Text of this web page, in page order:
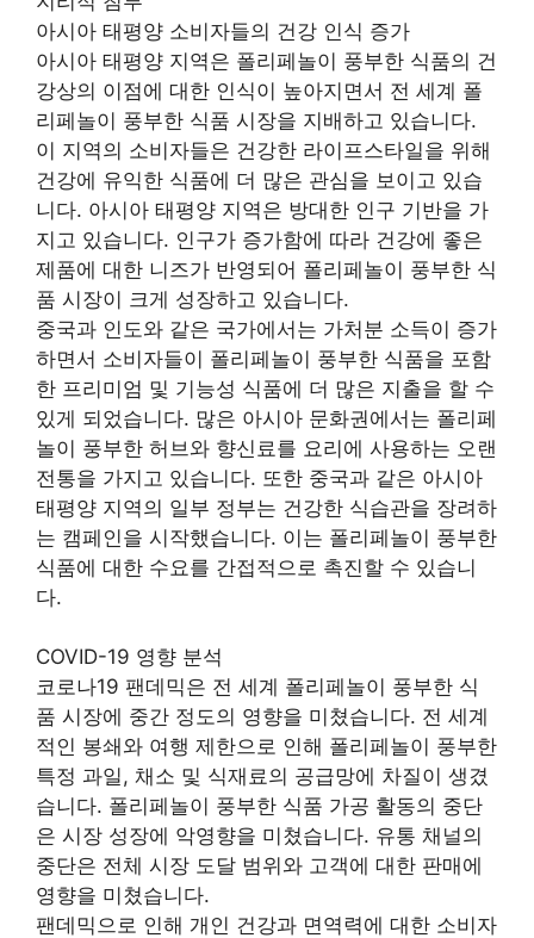
아시아 태평양 소비자들의 건강 인식 증가
아시아 태평양 지역은 폴리페놀이 풍부한 식품의 건
강상의 이점에 대한 인식이 높아지면서 전 세계 폴
리페놀이 풍부한 식품 시장을 지배하고 있습니다.
이 지역의 소비자들은 건강한 라이프스타일을 위해
건강에 유익한 식품에 더 많은 관심을 보이고 있습
니다. 아시아 태평양 지역은 방대한 인구 기반을 가
지고 있습니다. 인구가 증가함에 따라 건강에 좋은
제품에 대한 니즈가 반영되어 폴리페놀이 풍부한 식
품 시장이 크게 성장하고 있습니다.
중국과 인도와 같은 국가에서는 가처분 소득이 증가
하면서 소비자들이 폴리페놀이 풍부한 식품을 포함
한 프리미엄 및 기능성 식품에 더 많은 지출을 할 수
있게 되었습니다. 많은 아시아 문화권에서는 폴리페
놀이 풍부한 허브와 향신료를 요리에 사용하는 오랜
전통을 가지고 있습니다. 또한 중국과 같은 아시아
태평양 지역의 일부 정부는 건강한 식습관을 장려하
는 캠페인을 시작했습니다. 이는 폴리페놀이 풍부한
식품에 대한 수요를 간접적으로 촉진할 수 있습니
다.
COVID-19 영향 분석
코로나19 팬데믹은 전 세계 폴리페놀이 풍부한 식
품 시장에 중간 정도의 영향을 미쳤습니다. 전 세계
적인 봉쇄와 여행 제한으로 인해 폴리페놀이 풍부한
특정 과일, 채소 및 식재료의 공급망에 차질이 생겼
습니다. 폴리페놀이 풍부한 식품 가공 활동의 중단
은 시장 성장에 악영향을 미쳤습니다. 유통 채널의
중단은 전체 시장 도달 범위와 고객에 대한 판매에
영향을 미쳤습니다.
팬데믹으로 인해 개인 건강과 면역력에 대한 소비자